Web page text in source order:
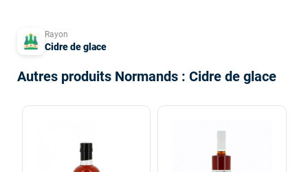
Rayon
Cidre de glace
Autres produits Normands : Cidre de glace